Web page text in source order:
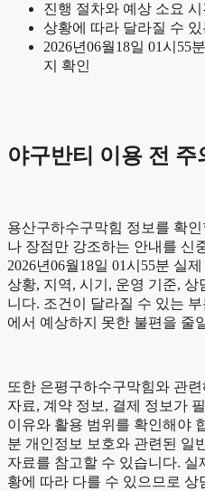
진행 절차와 예상 소요 시
상황에 따라 달라질 수
2026년06월18일 01시55
지 확인
야구반티 이용 전
용산구하수구막힘 정보를 확
나 장점만 강조하는 안내를 신
2026년06월18일 01시55분 실
상황, 지역, 시기, 운영 기준,
니다. 조건이 달라질 수 있는
에서 예상하지 못한 불편을 줄
또한 은평구하수구막힘와 관
자료, 계약 정보, 결제 정보가
이유와 활용 범위를 확인해야
분 개인정보 보호와 관련된 일
자료를 참고할 수 있습니다.
황에 따라 다를 수 있으므로